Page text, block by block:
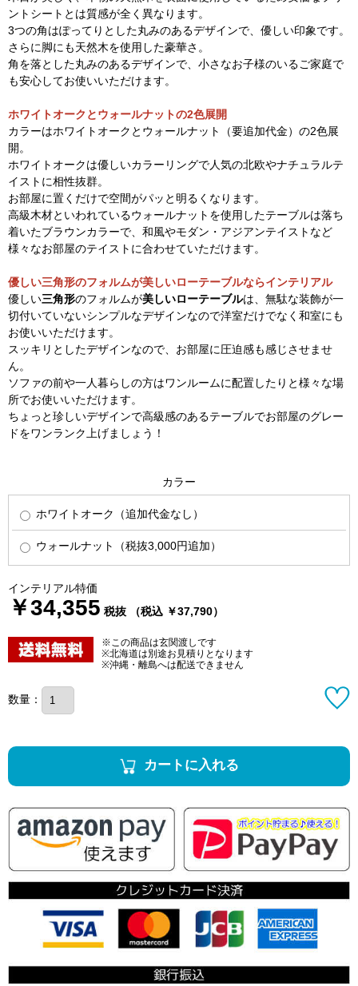
ントシートとは質感が全く異なります。
3つの角はぽってりとした丸みのあるデザインで、優しい印象です。
さらに脚にも天然木を使用した豪華さ。
角を落とした丸みのあるデザインで、小さなお子様のいるご家庭で
も安心してお使いいただけます。
ホワイトオークとウォールナットの2色展開
カラーはホワイトオークとウォールナット（要追加代金）の2色展
開。
ホワイトオークは優しいカラーリングで人気の北欧やナチュラルテ
イストに相性抜群。
お部屋に置くだけで空間がパッと明るくなります。
高級木材といわれているウォールナットを使用したテーブルは落ち
着いたブラウンカラーで、和風やモダン・アジアンテイストなど
様々なお部屋のテイストに合わせていただけます。
優しい三角形のフォルムが美しいローテーブルならインテリアル
優しい三角形のフォルムが美しいローテーブルは、無駄な装飾が一
切付いていないシンプルなデザインなので洋室だけでなく和室にも
お使いいただけます。
スッキリとしたデザインなので、お部屋に圧迫感も感じさせませ
ん。
ソファの前や一人暮らしの方はワンルームに配置したりと様々な場
所でお使いいただけます。
ちょっと珍しいデザインで高級感のあるテーブルでお部屋のグレー
ドをワンランク上げましょう！
カラー
ホワイトオーク（追加代金なし）
ウォールナット（税抜3,000円追加）
インテリアル特価
￥34,355 税抜 （税込 ￥37,790）
※この商品は玄関渡しです
※北海道は別途お見積りとなります
※沖縄・離島へは配送できません
数量：
カートに入れる